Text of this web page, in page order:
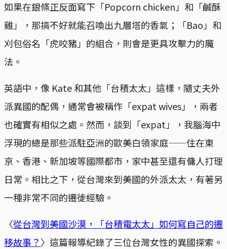
如果在銀條正反面寫下「Popcorn chicken」和「鹹酥
雞」，那搞不好就能召喚出九層塔的香氣；「Bao」和
刈包俗名「虎咬豬」的組合，則會是更具攻擊力的魔
法。
英語中，像 Kate 和其他「台積太太」這樣，隨丈夫外
派異國的配偶，通常會被稱作「expat wives」，兩者
也確實有相似之處。然而，談到「expat」，我腦海中
浮現的總是那些派駐亞洲的歐美白領家庭——住在東
京、香港、新加坡等國際都市，家中甚至還有傭人打理
日常。相比之下，從台灣來到美國的外派太太，有著另
一種非常不同的遷徙經驗。
〈從台灣到美國沙漠，「台積電太太」如何寫自己的遷
移故事？〉這篇報導紀錄了三位台灣女性的異國探索。